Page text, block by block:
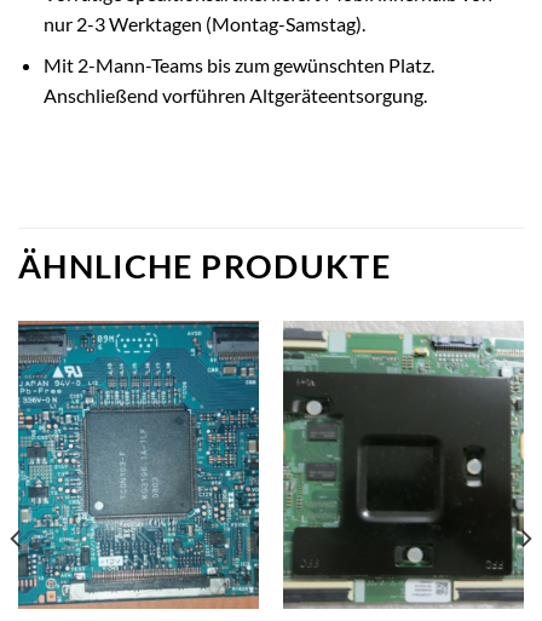
nur 2-3 Werktagen (Montag-Samstag).
Mit 2-Mann-Teams bis zum gewünschten Platz.
Anschließend vorführen Altgeräteentsorgung.
ÄHNLICHE PRODUKTE